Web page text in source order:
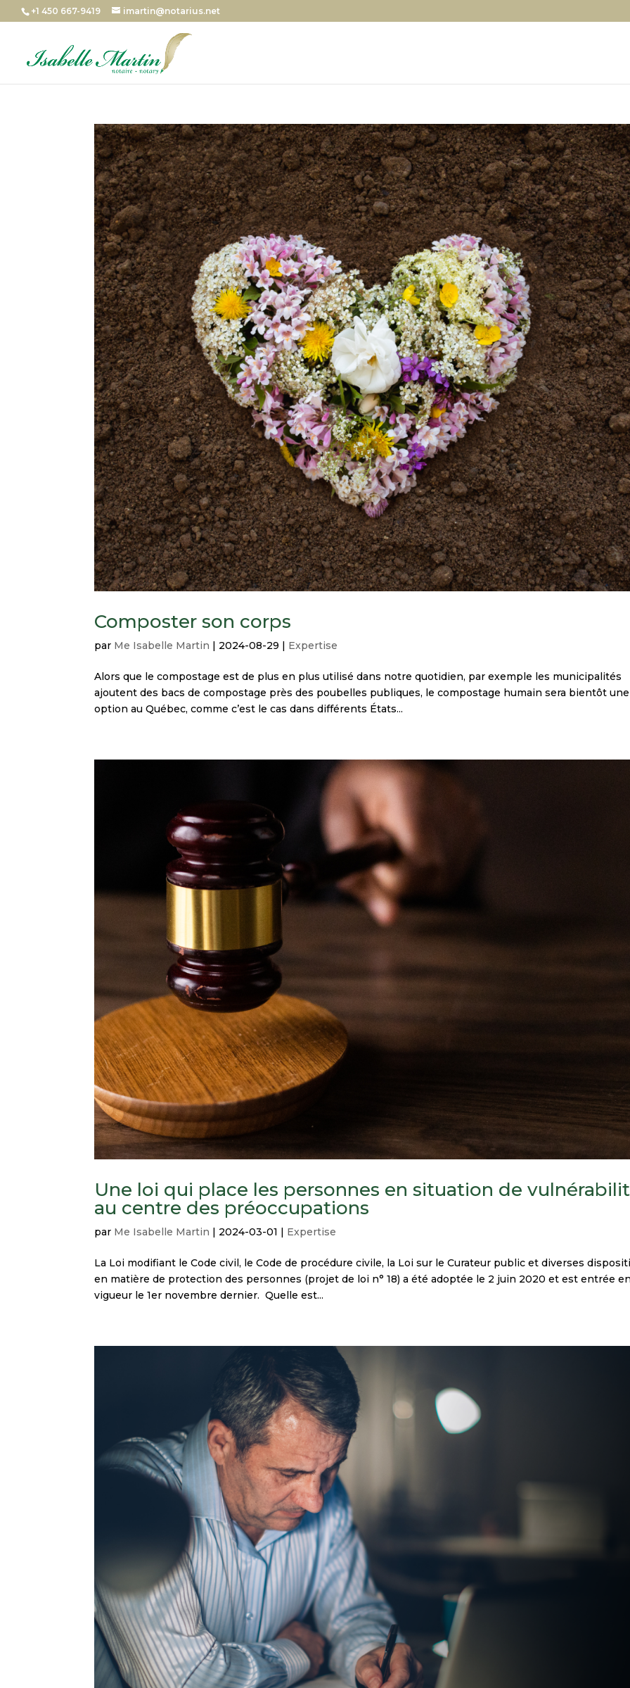
+1 450 667-9419 imartin@notarius.net
Composter son corps
par Me Isabelle Martin | 2024-08-29 | Expertise
Alors que le compostage est de plus en plus utilisé dans notre quotidien, par exemple les municipalités
ajoutent des bacs de compostage près des poubelles publiques, le compostage humain sera bientôt une
option au Québec, comme c’est le cas dans différents États...
Une loi qui place les personnes en situation de
au centre des préoccupations
par Me Isabelle Martin 2024-03-01 Expertise
La Loi modifiant le Code civil, le Code de procédure civile, la Loi sur le Curateur public et diverses
en matière de protection des personnes (projet de loi n° 18) a été adoptée le 2 juin 2020 et est entrée
vigueur le 1er novembre dernier. Quelle est...